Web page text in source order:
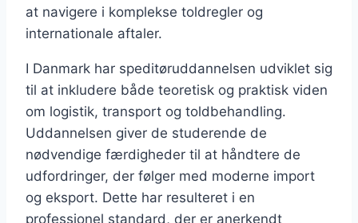
at navigere i komplekse toldregler og
internationale aftaler.
I Danmark har speditøruddannelsen udviklet sig
til at inkludere både teoretisk og praktisk viden
om logistik, transport og toldbehandling.
Uddannelsen giver de studerende de
nødvendige færdigheder til at håndtere de
udfordringer, der følger med moderne import
og eksport. Dette har resulteret i en
professionel standard, der er anerkendt